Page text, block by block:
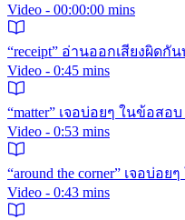
Video - 00:00:00 mins
“receipt” อ่านออกเสียงผิดกั
Video - 0:45 mins
“matter” เจอบ่อยๆ ในข้อสอ
Video - 0:53 mins
“around the corner” เจอบ่อ
Video - 0:43 mins